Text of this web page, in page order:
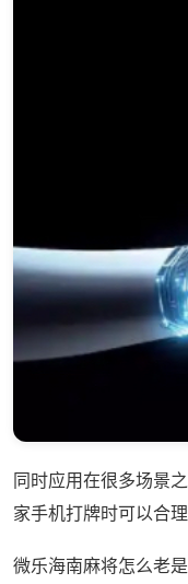
同时应用在很多场景
家手机打牌时可以合
微乐海南麻将怎么老